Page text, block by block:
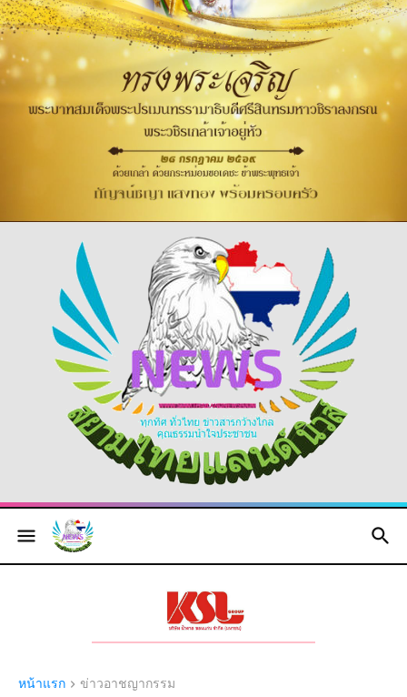
หน้าแรก ข่าวอาชญากรรม